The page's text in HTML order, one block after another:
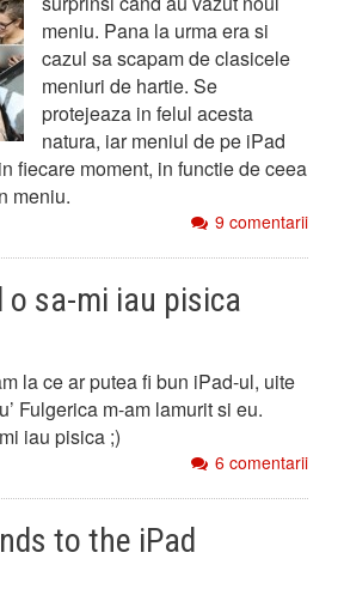
meniu. Pana la urma era si
cazul sa scapam de clasicele
meniuri de hartie. Se
protejeaza in felul acesta
natura, iar meniul de pe iPad
fiecare moment, in functie de ceea
meniu.
9 comentarii
o sa-mi iau pisica
la ce ar putea fi bun iPad-ul, uite
Fulgerica m-am lamurit si eu.
iau pisica ;)
6 comentarii
to the iPad